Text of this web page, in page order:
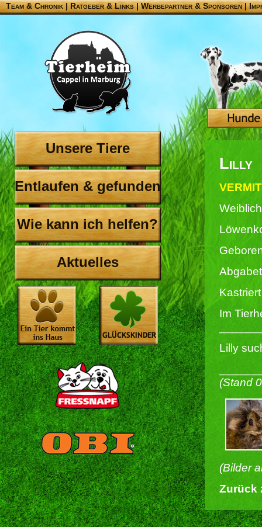
Team & Chronik |Ratgeber & Links|Werbepartner & Sponsoren|
Unsere Tiere
Entlaufen & gefunden
Wie kann ich helfen?
Aktuelles
Lilly
Weiblich
Im
Lilly
(Stand
(Bilder
Zurück